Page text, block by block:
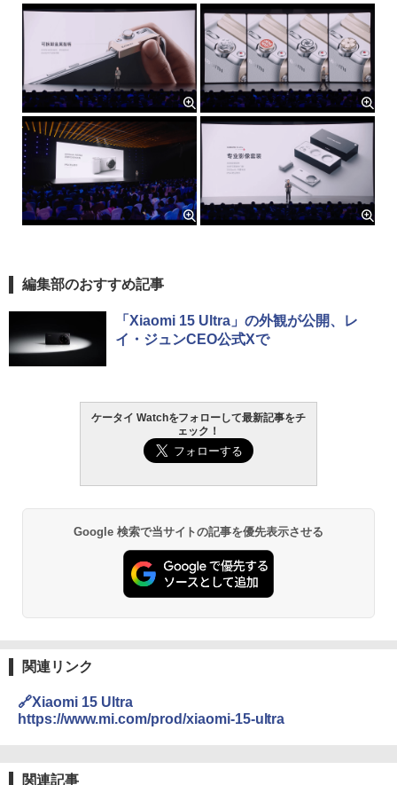
編集部のおすすめ記事
「Xiaomi 15 Ultra」の外観が公開、レ
イ・ジュンCEO公式Xで
ケータイ Watchをフォローして最新記事をチ
ェック！
Google 検索で当サイトの記事を優先表示させる
関連リンク
🔗Xiaomi 15 Ultra
https://www.mi.com/prod/xiaomi-15-ultra
関連記事